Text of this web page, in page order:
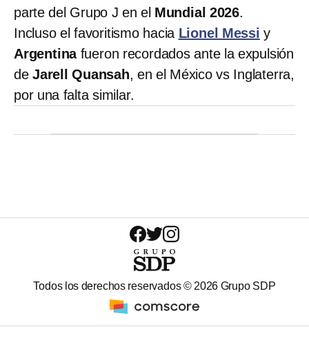
parte del Grupo J en el Mundial 2026.
Incluso el favoritismo hacia Lionel Messi y
Argentinafueron recordados ante la expulsión
de Jarell Quansah, en el México vs Inglaterra,
por una falta similar.
Todos los derechos reservados © 2026 Grupo SDP